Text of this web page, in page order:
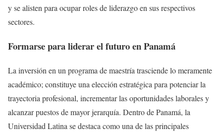
y se alisten para ocupar roles de liderazgo en sus respectivos
sectores.
Formarse para liderar el futuro en Panamá
La inversión en un programa de maestría trasciende lo meramente
académico; constituye una elección estratégica para potenciar la
trayectoria profesional, incrementar las oportunidades laborales y
alcanzar puestos de mayor jerarquía. Dentro de Panamá, la
Universidad Latina se destaca como una de las principales